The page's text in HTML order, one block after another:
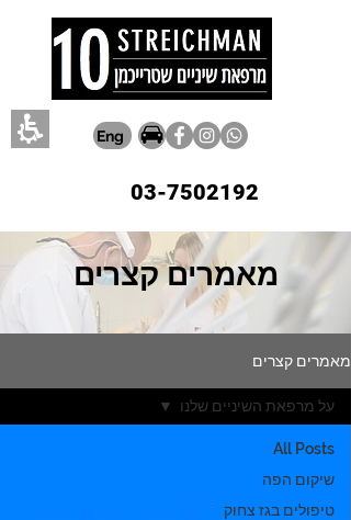
Eng
03-7502192
מאמרים קצרים
מאמרים קצרים
All Posts
שיקום הפה
טיפולים בגז צחוק
על מרפאת השיניים שלנו